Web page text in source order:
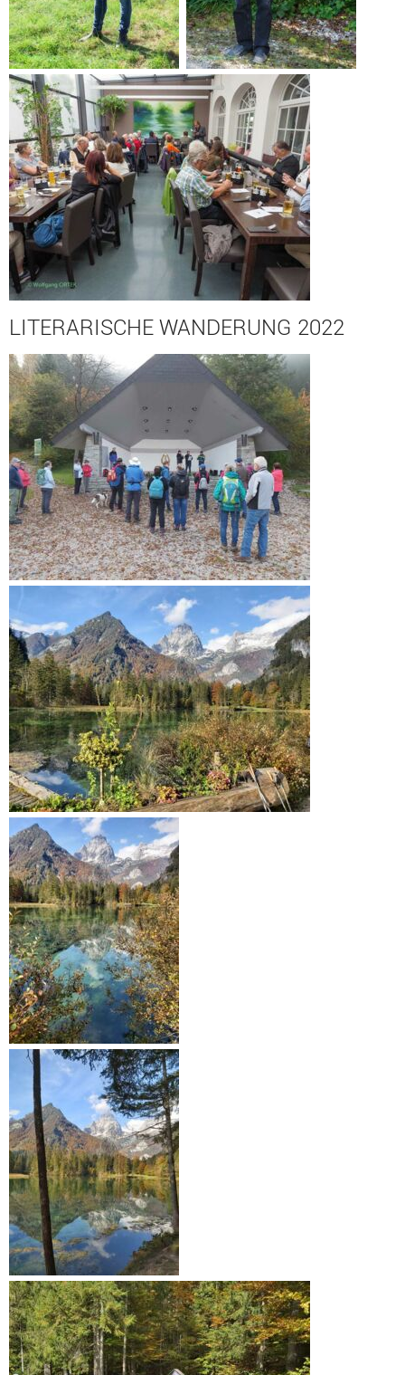
LITERARISCHE WANDERUNG 2022